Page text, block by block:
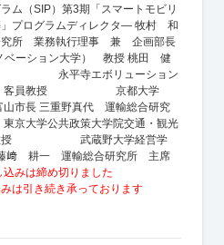
ム（SIP）第3期「スマートモビリ
」プログラムディレクタ― 牧村 和
究所 業務執行理事 兼 企画部長
ョン大学） 教授 桃田 健
永平寺エボリューション
学 客員教授 京都大学
三重野真代 運輸総合研究
公共政策大学院交通・観光
准教授 武蔵野大学経営学
﨑 耕一 運輸総合研究所 主席
みは締め切りました
は引き続き承っております